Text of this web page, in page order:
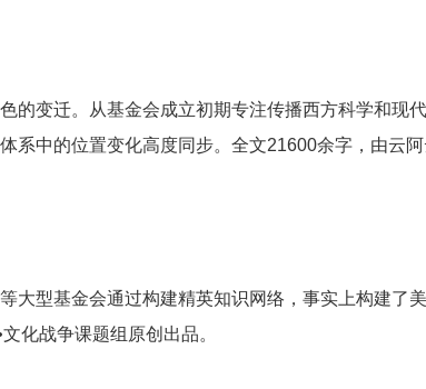
的变迁。从基金会成立初期专注传播西方科学和现
系中的位置变化高度同步。全文21600余字，由云阿
大型基金会通过构建精英知识网络，事实上构建了
化战争课题组原创出品。